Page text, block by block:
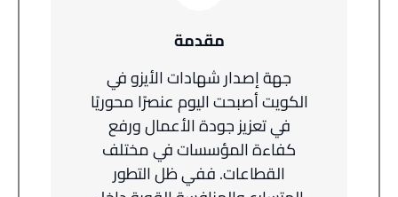
مقدمة
جهة إصدار شهادات الأيزو في
الكويتأصبحت اليوم عنصرًا محوريًا
في تعزيز جودة الأعمال ورفع
كفاءة المؤسسات في مختلف
القطاعات. ففي ظل التطور